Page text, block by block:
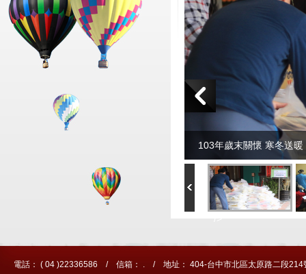
103年歲末關懷 寒冬送暖
電話： ( 04 )22336586 / 信箱： . / 地址： 404-台中市北區太原路二段214